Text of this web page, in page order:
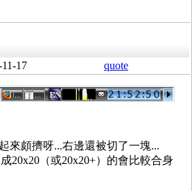
17 quote
來頗擠呀...右邊還被切了一塊...
20x20（或20x20+）的會比較合身